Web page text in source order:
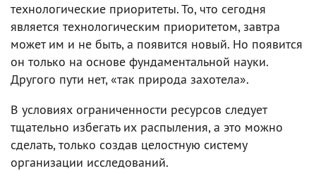
технологические приоритеты. То, что сегодня
является технологическим приоритетом, завтра
может им и не быть, а появится новый. Но появится
он только на основе фундаментальной науки.
Другого пути нет, «так природа захотела».
В условиях ограниченности ресурсов следует
тщательно избегать их распыления, а это можно
сделать, только создав целостную систему
организации исследований.